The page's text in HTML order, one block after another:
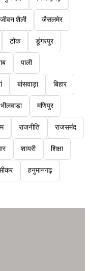
जीवन शैली जैसलमेर
टोंक डूंगरपुर
पाली
बांसवाड़ा बिहार
भीलवाड़ा मणिपुर
राजनीति राजसमंद
शायरी शिक्षा
हनुमानगढ़